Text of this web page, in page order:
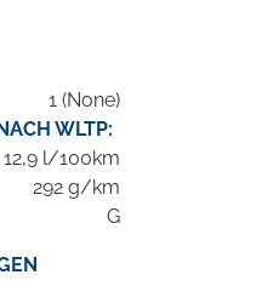
1 (None)
WLTP:
12,9 l/100km
292 g/km
G